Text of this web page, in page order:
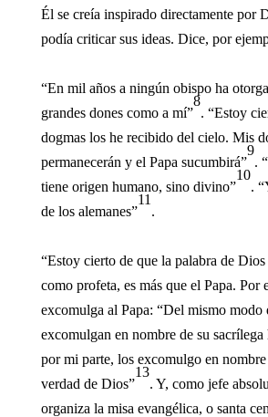
Él se creía inspirado directamente por
podía criticar sus ideas. Dice, por
“En mil años a ningún obispo ha
grandes dones como a mí”
8
. “Estoy
dogmas los he recibido del cielo. Mis
permanecerán y el Papa sucumbirá”
9
.
tiene origen humano, sino divino”
10
.
de los alemanes”
11
.
“Estoy cierto de que la palabra de Dios
como profeta, es más que el Papa. Por
excomulga al Papa: “Del mismo modo
excomulgan en nombre de su sacrílega
por mi parte, los excomulgo en nombre
verdad de Dios”
13
. Y, como jefe
organiza la misa evangélica, o santa